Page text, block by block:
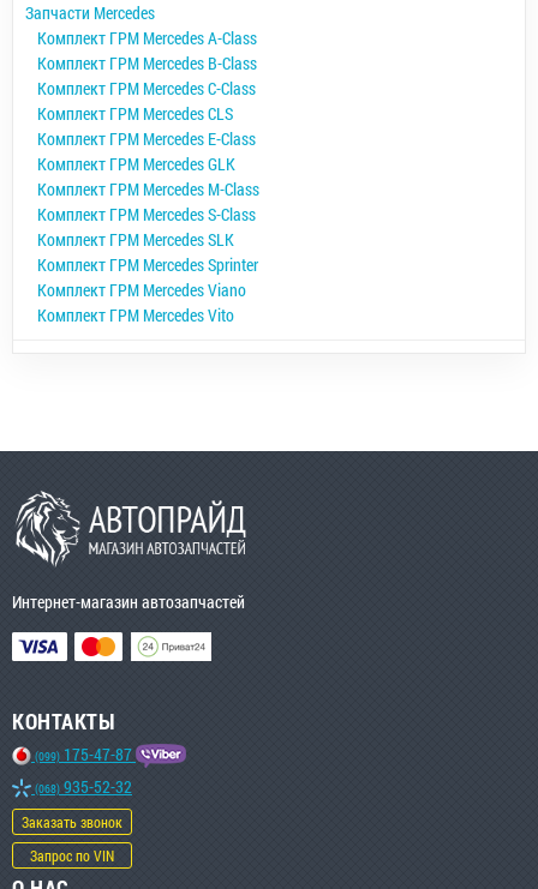
Запчасти Mercedes
Комплект ГРМ Mercedes A-Class
Комплект ГРМ Mercedes B-Class
Комплект ГРМ Mercedes C-Class
Комплект ГРМ Mercedes CLS
Комплект ГРМ Mercedes E-Class
Комплект ГРМ Mercedes GLK
Комплект ГРМ Mercedes M-Class
Комплект ГРМ Mercedes S-Class
Комплект ГРМ Mercedes SLK
Комплект ГРМ Mercedes Sprinter
Комплект ГРМ Mercedes Viano
Комплект ГРМ Mercedes Vito
Интернет-магазин автозапчастей
КОНТАКТЫ
(099) 175-47-87
(068) 935-52-32
Заказать звонок
Запрос по VIN